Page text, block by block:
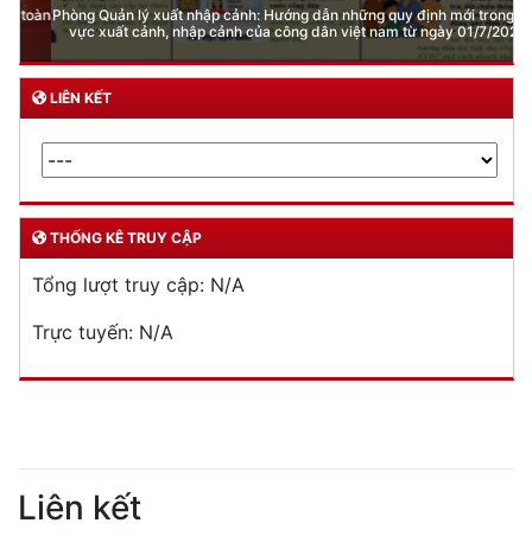
Phòng Quản lý xuất nhập cảnh: Hướng dẫn những quy định mới trong lĩnh
vực xuất cảnh, nhập cảnh của công dân việt nam từ ngày 01/7/2026
LIÊN KẾT
THỐNG KÊ TRUY CẬP
Tổng lượt truy cập: N/A
Trực tuyến: N/A
Liên kết